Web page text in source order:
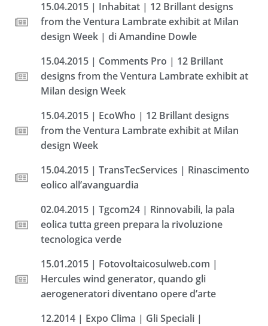
15.04.2015 | Inhabitat | 12 Brillant designs
from the Ventura Lambrate exhibit at Milan
design Week | di Amandine Dowle
15.04.2015 | Comments Pro | 12 Brillant
designs from the Ventura Lambrate exhibit at
Milan design Week
15.04.2015 | EcoWho | 12 Brillant designs
from the Ventura Lambrate exhibit at Milan
design Week
15.04.2015 | TransTecServices | Rinascimento
eolico all’avanguardia
02.04.2015 | Tgcom24 | Rinnovabili, la pala
eolica tutta green prepara la rivoluzione
tecnologica verde
15.01.2015 | Fotovoltaicosulweb.com |
Hercules wind generator, quando gli
aerogeneratori diventano opere d’arte
12.2014 | Expo Clima | Gli Speciali |